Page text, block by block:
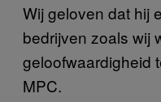
Wij geloven dat hij
bedrijven zoals wij
geloofwaardigheid
MPC.